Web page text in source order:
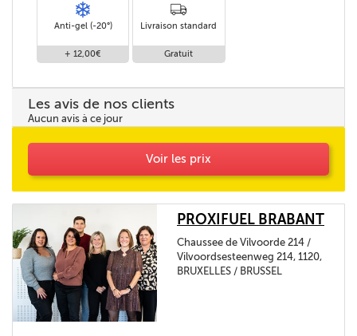
Anti-gel (-20°)
+ 12,00€
Livraison standard
Gratuit
Les avis de nos clients
Aucun avis à ce jour
Voir les prix
PROXIFUEL BRABANT
Chaussee de Vilvoorde 214 /
Vilvoordsesteenweg 214, 1120,
BRUXELLES / BRUSSEL